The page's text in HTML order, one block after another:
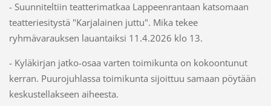
- Suunniteltiin teatterimatkaa Lappeenrantaan katsomaan
teatteriesitystä "Karjalainen juttu". Mika tekee
ryhmävarauksen lauantaiksi 11.4.2026 klo 13.
- Kyläkirjan jatko-osaa varten toimikunta on kokoontunut
kerran. Puurojuhlassa toimikunta sijoittuu samaan pöytään
keskustellakseen aiheesta.